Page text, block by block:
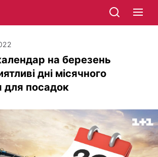
на березень
дні місячного
для посадок